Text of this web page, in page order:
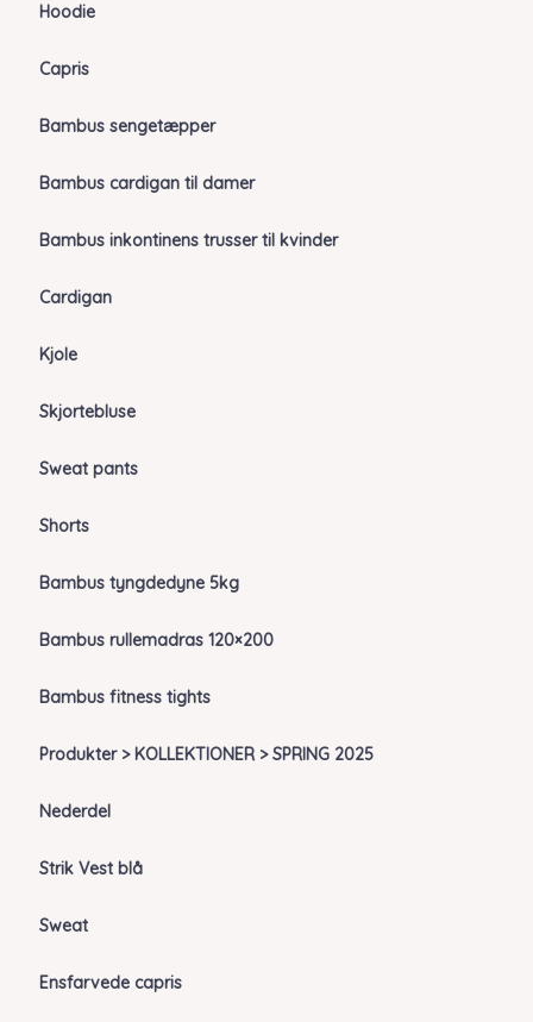
Hoodie
Capris
Bambus sengetæpper
Bambus cardigan til damer
Bambus inkontinens trusser til kvinder
Cardigan
Kjole
Skjortebluse
Sweat pants
Shorts
Bambus tyngdedyne 5kg
Bambus rullemadras 120×200
Bambus fitness tights
Produkter > KOLLEKTIONER > SPRING 2025
Nederdel
Strik Vest blå
Sweat
Ensfarvede capris